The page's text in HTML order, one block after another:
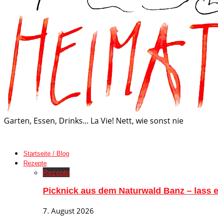
Garten, Essen, Drinks... La Vie! Nett, wie sonst nie
Startseite / Blog
Rezepte
Rezepte
Picknick aus dem Naturwald Banz – lass
7. August 2026